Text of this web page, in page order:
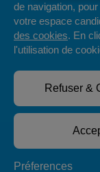
Retrouvez
nos54
offres d'emploi
de navigation,
votre espace
des cookies. En
l'utilisation de
Préferences
Refuser &